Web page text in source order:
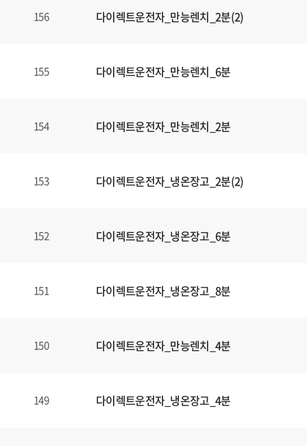
156 다이렉트운전자_만능렌치_2분(2)
155 다이렉트운전자_만능렌치_6분
154 다이렉트운전자_만능렌치_2분
153 다이렉트운전자_냉온장고_2분(2)
152 다이렉트운전자_냉온장고_6분
151 다이렉트운전자_냉온장고_8분
150 다이렉트운전자_만능렌치_4분
149 다이렉트운전자_냉온장고_4분